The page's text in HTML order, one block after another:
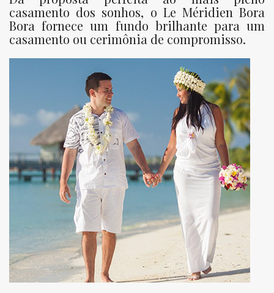
casamento dos sonhos, o Le Méridien Bora
Bora fornece um fundo brilhante para um
casamento ou cerimônia de compromisso.